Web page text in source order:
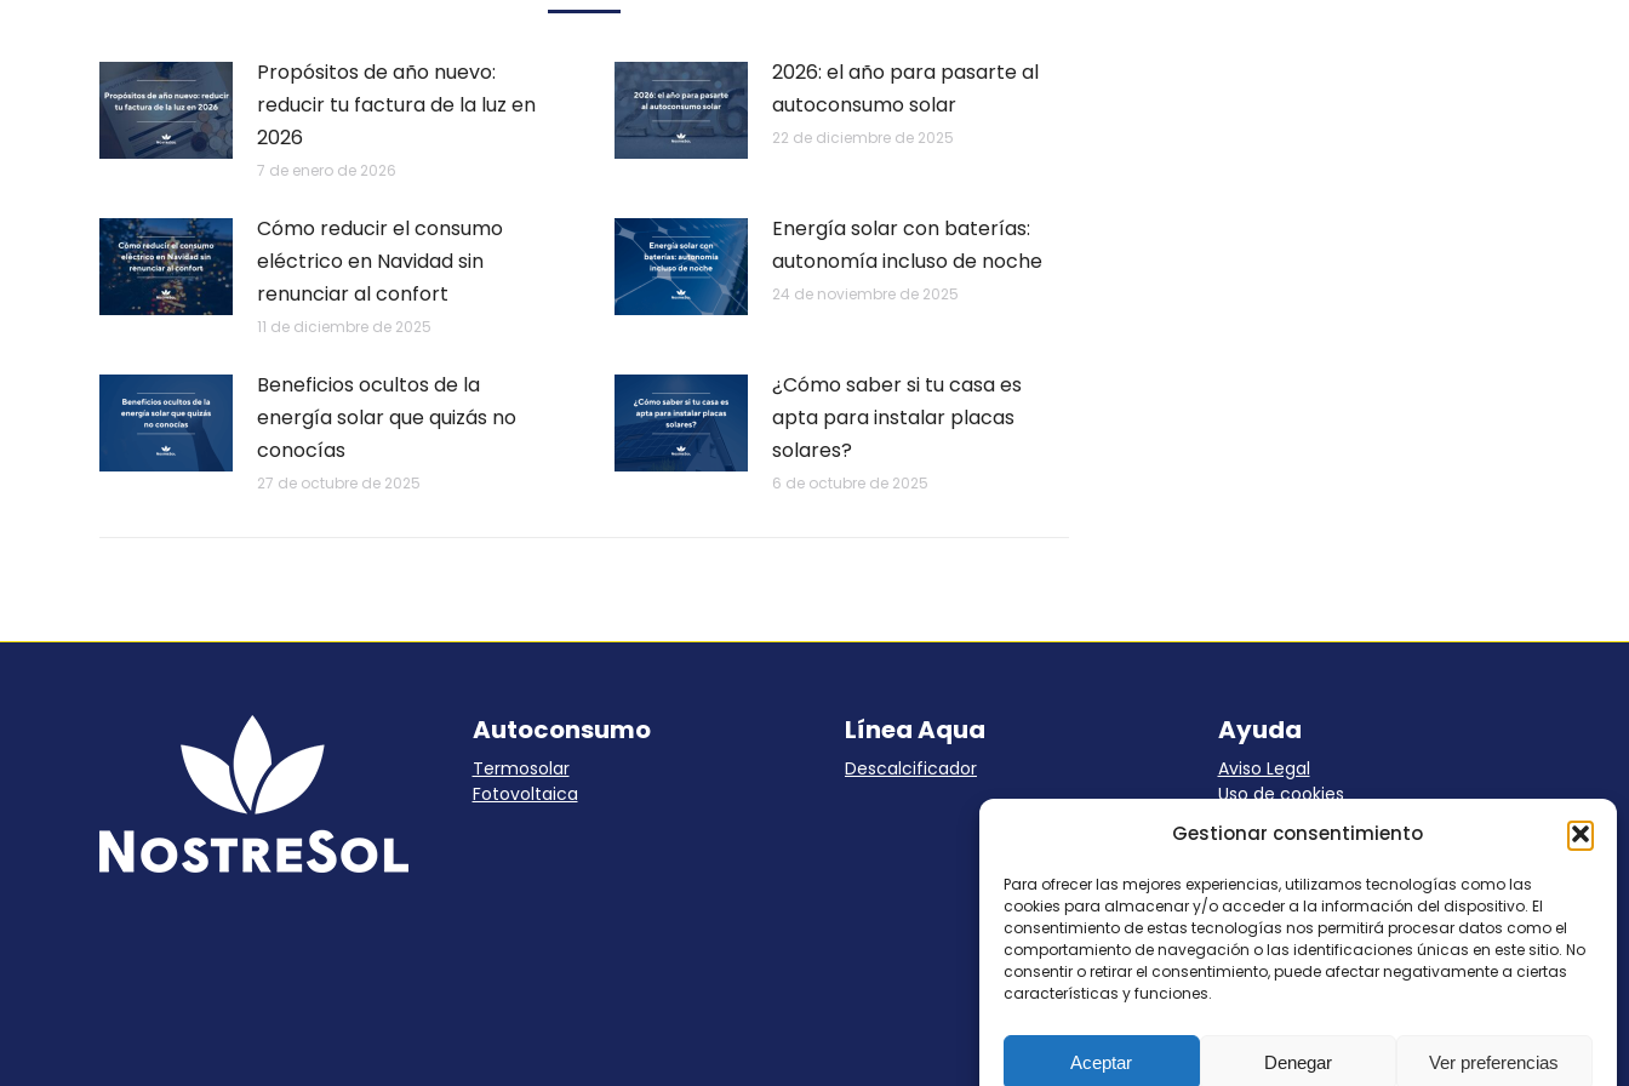
Gestionar consentimiento
Para ofrecer las mejores experiencias, utilizamos tecnologías como las
cookies para almacenar y/o acceder a la información del dispositivo. El
consentimiento de estas tecnologías nos permitirá procesar datos como el
comportamiento de navegación o las identificaciones únicas en este sitio. No
consentir o retirar el consentimiento, puede afectar negativamente a ciertas
características y funciones.
Aceptar Denegar Ver preferencias
Propósitos de año nuevo:
reducir tu factura de la luz en
2026
7 de enero de 2026
2026: el año para pasarte al
autoconsumo solar
22 de diciembre de 2025
Cómo reducir el consumo
eléctrico en Navidad sin
renunciar al confort
11 de diciembre de 2025
Energía solar con baterías:
autonomía incluso de noche
24 de noviembre de 2025
Beneficios ocultos de la
energía solar que quizás no
conocías
27 de octubre de 2025
¿Cómo saber si tu casa es
apta para instalar placas
solares?
6 de octubre de 2025
Autoconsumo
Termosolar
Fotovoltaica
Línea Aqua
Descalcificador
Ayuda
Aviso Legal
Uso de cookies
Panel Cookies
Política de privacidad
Canal de Denuncias